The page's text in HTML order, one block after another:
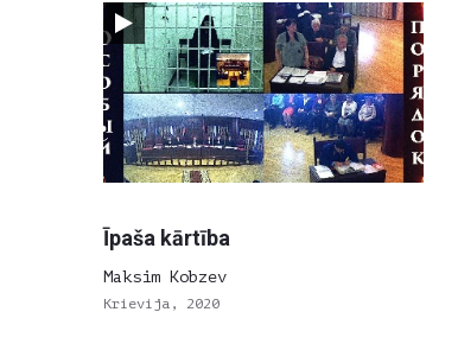
Īpaša kārtība
Maksim Kobzev
Krievija, 2020